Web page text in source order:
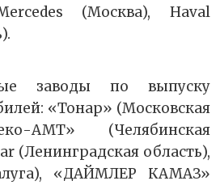
(Москва), Haval
заводы по выпуску
«Тонар» (Московская
АМТ» (Челябинская
(Ленинградская область),
«ДАЙМЛЕР КАМАЗ»